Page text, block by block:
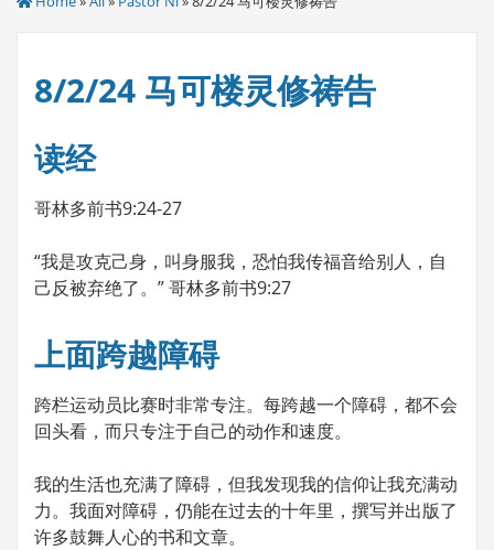
8/2/24 马可楼灵修祷告
读经
哥林多前书9:24-27
“我是攻克己身，叫身服我，恐怕我传福音给别人，自
己反被弃绝了。” 哥林多前书9:27
上面跨越障碍
跨栏运动员比赛时非常专注。每跨越一个障碍，都不会
回头看，而只专注于自己的动作和速度。
我的生活也充满了障碍，但我发现我的信仰让我充满动
力。我面对障碍，仍能在过去的十年里，撰写并出版了
许多鼓舞人心的书和文章。